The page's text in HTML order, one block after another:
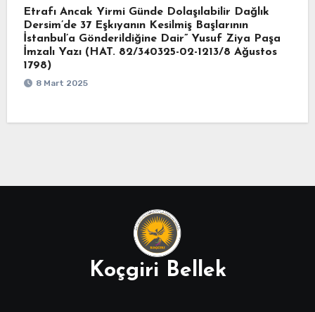
Etrafı Ancak Yirmi Günde Dolaşılabilir Dağlık
Dersim’de 37 Eşkıyanın Kesilmiş Başlarının
İstanbul’a Gönderildiğine Dair” Yusuf Ziya Paşa
İmzalı Yazı (HAT. 82/340325-02-1213/8 Ağustos
1798)
8 Mart 2025
Koçgiri Bellek